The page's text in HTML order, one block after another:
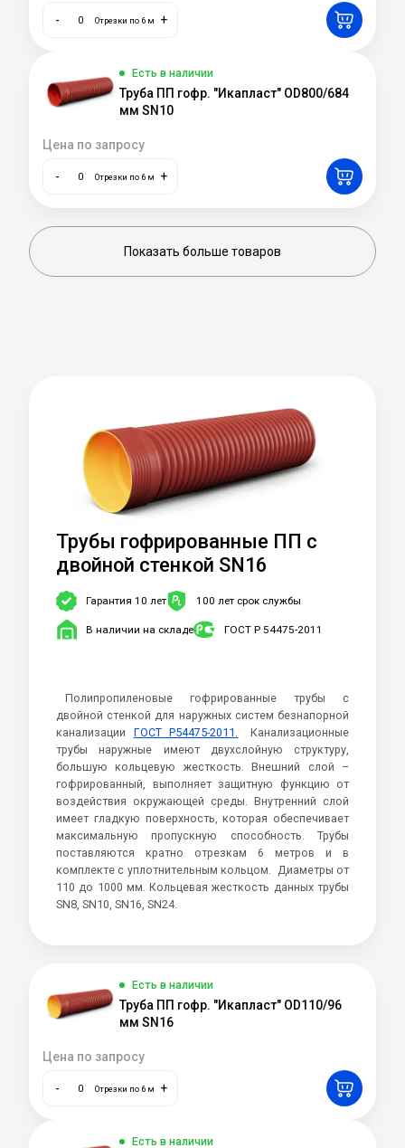
- Отрезки по 6 м +
Есть в наличии
Труба ПП гофр. "Икапласт" OD800/684
мм SN10
Цена по запросу
- Отрезки по 6 м +
Показать больше товаров
Трубы гофрированные ПП c
двойной стенкой SN16
Гарантия 10 лет 100 лет срок службы
В наличии на складе ГОСТ Р 54475-2011
Полипропиленовые гофрированные трубы с
двойной стенкой для наружных систем безнапорной
канализации ГОСТ Р54475-2011.
Канализационные
трубы наружные имеют двухслойную структуру,
большую кольцевую жесткость. Внешний слой –
гофрированный, выполняет защитную функцию от
воздействия окружающей среды. Внутренний слой
имеет гладкую поверхность, которая обеспечивает
максимальную пропускную способность. Трубы
поставляются кратно отрезкам 6 метров и в
комплекте с уплотнительным кольцом. Диаметры от
110 до 1000 мм. Кольцевая жесткость данных трубы
SN8, SN10, SN16, SN24.
Есть в наличии
Труба ПП гофр. "Икапласт" OD110/96
мм SN16
Цена по запросу
- Отрезки по 6 м +
Есть в наличии